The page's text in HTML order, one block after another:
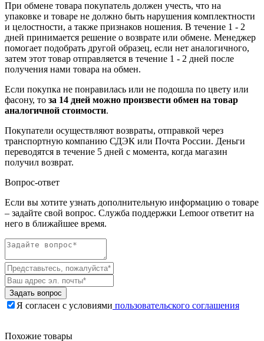
При обмене товара покупатель должен учесть, что на
упаковке и товаре не должно быть нарушения комплектности
и целостности, а также признаков ношения. В течение 1 - 2
дней принимается решение о возврате или обмене. Менеджер
помогает подобрать другой образец, если нет аналогичного,
затем этот товар отправляется в течение 1 - 2 дней после
получения нами товара на обмен.
Если покупка не понравилась или не подошла по цвету или
фасону, то за 14 дней можно произвести обмен на товар
аналогичной стоимости.
Покупатели осуществляют возвраты, отправкой через
транспортную компанию СДЭК или Почта России. Деньги
переводятся в течение 5 дней с момента, когда магазин
получил возврат.
Вопрос-ответ
Если вы хотите узнать дополнительную информацию о товаре
– задайте свой вопрос. Служба поддержки Lemoor ответит на
него в ближайшее время.
Задать вопрос
Я согласен с условиями пользовательского соглашения
Похожие товары